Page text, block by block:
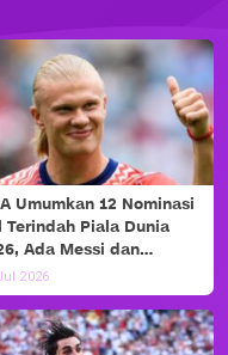
Umumkan 12 Nominasi
Terindah Piala Dunia
Ada Messi dan
2026